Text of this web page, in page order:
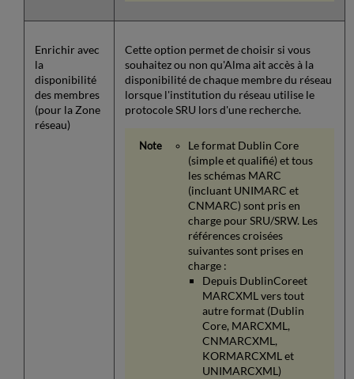
Enrichir avec
la
disponibilité
des membres
(pour la Zone
réseau)
Cette option permet de choisir si vous
souhaitez ou non qu'Alma ait accès à la
disponibilité de chaque membre du réseau
lorsque l'institution du réseau utilise le
protocole SRU lors d'une recherche.
Le format Dublin Core
(simple et qualifié) et tous
les schémas MARC
(incluant UNIMARC et
CNMARC) sont pris en
charge pour SRU/SRW. Les
références croisées
suivantes sont prises en
charge :
Depuis DublinCoreet
MARCXML vers tout
autre format (Dublin
Core, MARCXML,
CNMARCXML,
KORMARCXML et
UNIMARCXML)